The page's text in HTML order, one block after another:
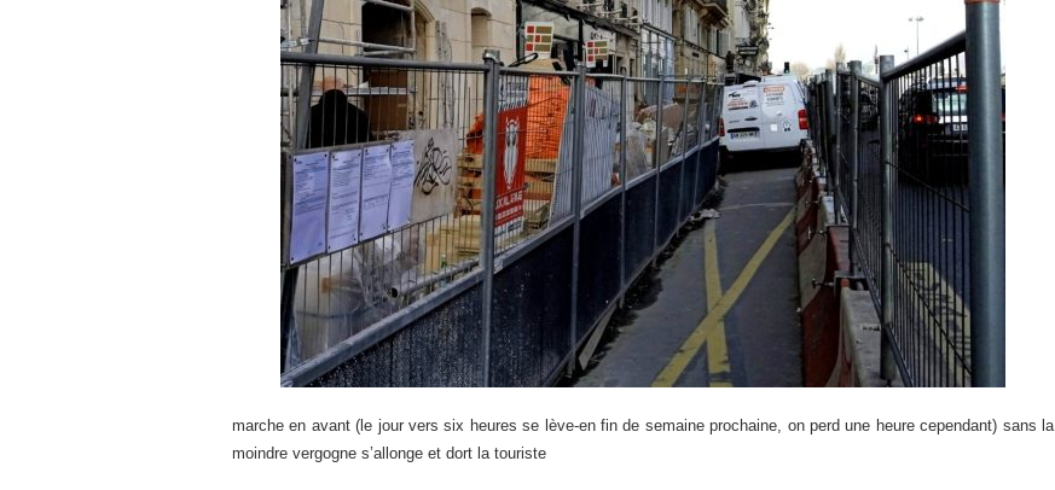
marche en avant (le jour vers six heures se lève-en fin de semaine prochaine, on perd une heure cependant) sans la
moindre vergogne s’allonge et dort la touriste